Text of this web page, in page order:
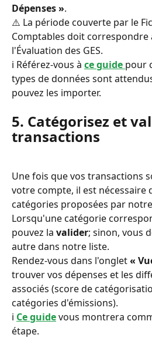
Dépenses ».
⚠️ La période couverte par le
Comptables doit correspondre
l'Évaluation des GES.
ℹ️ Référez-vous à ce guide pour
types de données sont
pouvez les importer.
5. Catégorisez et
transactions
Une fois que vos transactions
votre compte, il est nécessaire
catégories proposées par
Lorsqu'une catégorie
pouvez la valider; sinon, vous
autre dans notre liste.
Rendez-vous dans l'onglet «
trouver vos dépenses et les
associés (score de
catégories d'émissions).
ℹ️ Ce guide vous montrera
étape.